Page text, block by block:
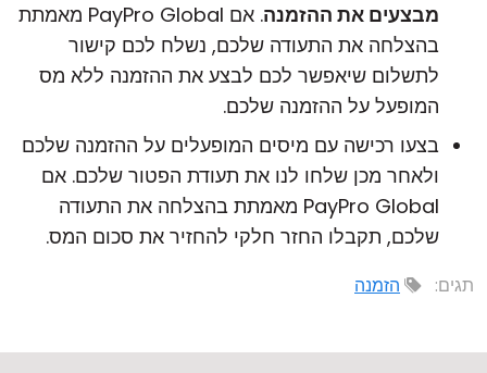
מבצעים את ההזמנה
. אם PayPro Global מאמתת
בהצלחה את התעודה שלכם, נשלח לכם קישור
לתשלום שיאפשר לכם לבצע את ההזמנה ללא מס
המופעל על ההזמנה שלכם.
בצעו רכישה עם מיסים המופעלים על ההזמנה שלכם
ולאחר מכן שלחו לנו את תעודת הפטור שלכם. אם
PayPro Global מאמתת בהצלחה את התעודה
שלכם, תקבלו החזר חלקי להחזיר את סכום המס.
תגים: הזמנה